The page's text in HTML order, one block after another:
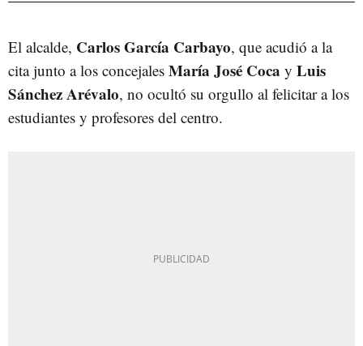
El alcalde, Carlos García Carbayo, que acudió a la
cita junto a los concejales María José Coca y Luis
Sánchez Arévalo, no ocultó su orgullo al felicitar a los
estudiantes y profesores del centro.